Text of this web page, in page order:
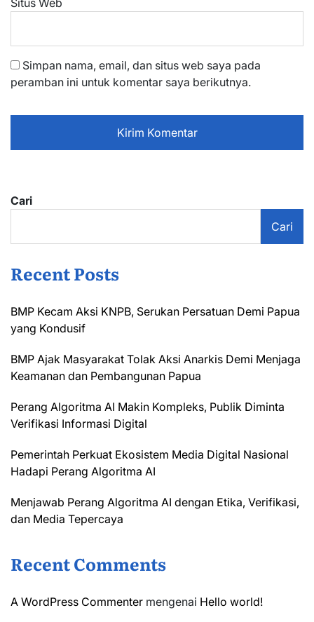
Situs Web
Simpan nama, email, dan situs web saya pada
peramban ini untuk komentar saya berikutnya.
Cari
Cari
Recent Posts
BMP Kecam Aksi KNPB, Serukan Persatuan Demi Papua
yang Kondusif
BMP Ajak Masyarakat Tolak Aksi Anarkis Demi Menjaga
Keamanan dan Pembangunan Papua
Perang Algoritma AI Makin Kompleks, Publik Diminta
Verifikasi Informasi Digital
Pemerintah Perkuat Ekosistem Media Digital Nasional
Hadapi Perang Algoritma AI
Menjawab Perang Algoritma AI dengan Etika, Verifikasi,
dan Media Tepercaya
Recent Comments
A WordPress Commenter mengenai Hello world!